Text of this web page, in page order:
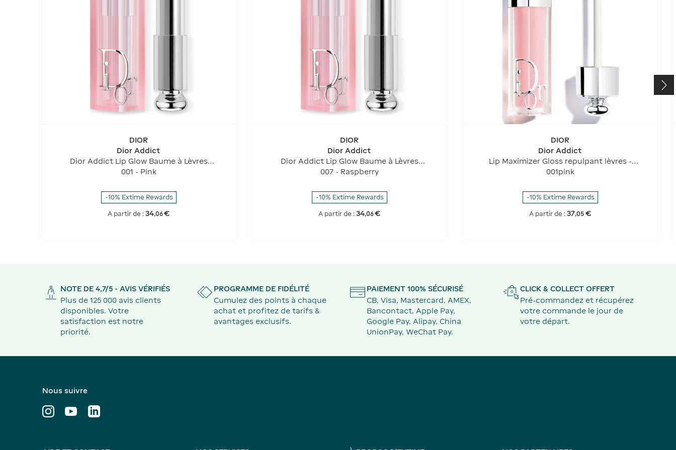
DIOR
Dior Addict
Dior Addict Lip Glow Baume à Lèvres
Hydratant 48 H - Couleur Activée Par Le Ph
001 - Pink
-10% Extime Rewards
A partir de : 34,06€
DIOR
Dior Addict
Dior Addict Lip Glow Baume à Lèvres
Hydratant 48 H - Couleur Activée Par Le Ph
007 - Raspberry
-10% Extime Rewards
A partir de : 34,06€
DIOR
Dior Addict
Lip Maximizer Gloss repulpant lèvres -
hydratation et effet volume - instantané
et longue durée
001pink
-10% Extime Rewards
A partir de :37,05 €
NOTE DE 4,7/5 - AVIS VÉRIFIÉS
Plus de 125 000 avis clients
disponibles. Votre
satisfaction est notre
priorité.
PROGRAMME DE FIDÉLITÉ
Cumulez des points à chaque
achat et profitez de tarifs &
avantages exclusifs.
PAIEMENT 100% SÉCURISÉ
CB, Visa, Mastercard, AMEX,
Bancontact, Apple Pay,
Google Pay, Alipay, China
UnionPay, WeChat Pay.
CLICK & COLLECT OFFERT
Pré-commandez et récupérez
votre commande le jour de
votre départ.
Nous suivre